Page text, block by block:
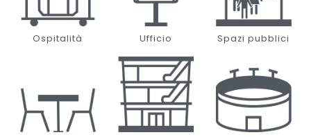
Ospitalità Ufficio Spazi pubblici